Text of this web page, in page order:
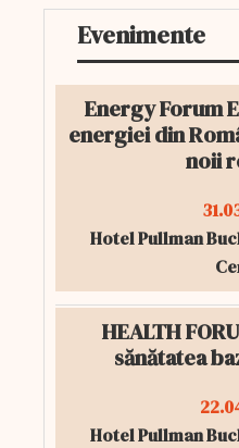
Evenimente
Energy Forum
energiei din
noii
Hotel Pullman
HEALTH
sănătatea
Hotel Pullman